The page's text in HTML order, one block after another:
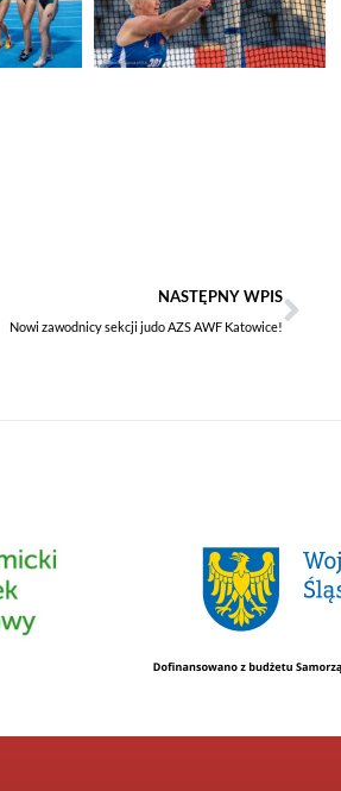
NASTĘPNY WPIS
Nowi zawodnicy sekcji judo AZS AWF Katowice!